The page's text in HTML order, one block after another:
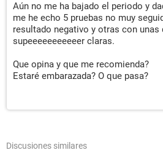
Aún no me ha bajado el periodo y
me he echo 5 pruebas no muy
resultado negativo y otras con unas
supeeeeeeeeeeer claras.
Que opina y que me recomienda?
Estaré embarazada? O que pasa?
Discusiones similares